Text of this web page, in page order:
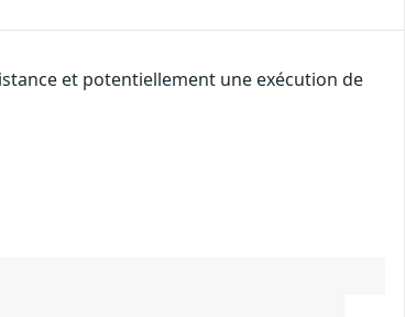
et potentiellement une exécution de